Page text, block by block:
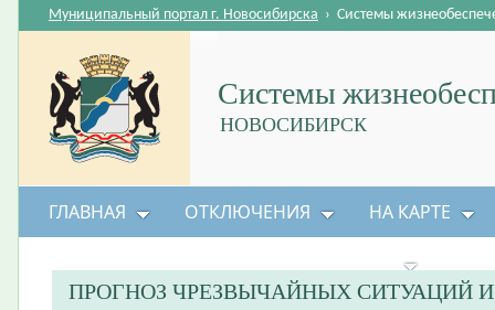
Системы
НОВОСИБИРСК
Муниципальный портал г. Новосибирска › Системы
ГЛАВНАЯ ОТКЛЮЧЕНИЯ НА КАРТЕ
ПРОГНОЗ ЧРЕЗВЫЧАЙНЫХ СИТУАЦИЙ